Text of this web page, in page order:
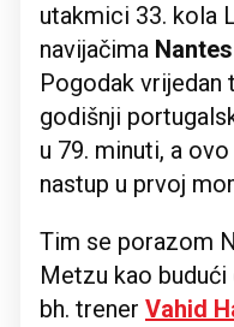
utakmici 33. kola
navijačima Nantes
Pogodak
godišnji
u 79. minuti, a
nastup u prvoj
Tim se porazom
Metzu kao
bh. trener Vahid